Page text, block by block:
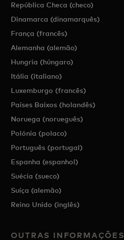
República Checa (checo)
Dinamarca (dinamarquês)
França (francês)
Alemanha (alemão)
Hungria (húngaro)
Itália (italiano)
Luxemburgo (francês)
Países Baixos (holandês)
Noruega (norueguês)
Polónia (polaco)
Português (portugal)
Espanha (espanhol)
Suécia (sueco)
Suíça (alemão)
Reino Unido (inglês)
OUTRAS INFORMAÇÕES